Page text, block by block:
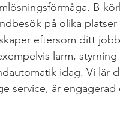
B-
på olika platser
eftersom ditt
larm, styrning
idag. Vi lär
service, är engagerad